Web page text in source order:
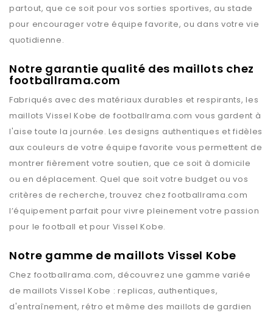
partout, que ce soit pour vos sorties sportives, au stade
pour encourager votre équipe favorite, ou dans votre vie
quotidienne.
Notre garantie qualité des maillots chez
footballrama.com
Fabriqués avec des matériaux durables et respirants, les
maillotsVissel Kobe de footballrama.com vous gardent à
l'aise toute la journée. Les designs authentiques et fidèles
aux couleurs de votre équipe favorite vous permettent de
montrer fièrement votre soutien, que ce soit à domicile
ou en déplacement. Quel que soit votre budget ou vos
critères de recherche, trouvez chezfootballrama.com
l’équipement parfait pour vivre pleinement votre passion
pour le football et pour Vissel Kobe.
Notre gamme de maillots Vissel Kobe
Chez footballrama.com, découvrez une gamme variée
de maillotsVissel Kobe : replicas, authentiques,
d'entraînement, rétro et même des maillots de gardien